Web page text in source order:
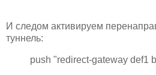
И следом активируем
туннель:
push "redirect-gateway def1